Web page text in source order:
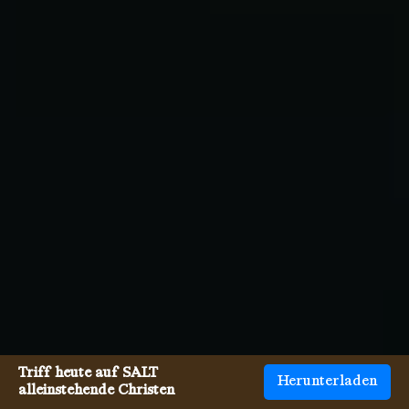
Triff heute auf SALT
alleinstehende Christen
Herunterladen